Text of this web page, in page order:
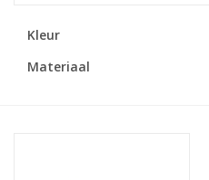
LED Kaarsen
Kleur
Materiaal